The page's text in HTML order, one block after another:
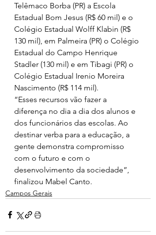
Telêmaco Borba (PR) a Escola
Estadual Bom Jesus (R$ 60 mil) e o
Colégio Estadual Wolff Klabin (R$
130 mil), em Palmeira (PR) o Colégio
Estadual do Campo Henrique
Stadler (130 mil) e em Tibagi (PR) o
Colégio Estadual Irenio Moreira
Nascimento (R$ 114 mil).
“Esses recursos vão fazer a
diferença no dia a dia dos alunos e
dos funcionários das escolas. Ao
destinar verba para a educação, a
gente demonstra compromisso
com o futuro e com o
desenvolvimento da sociedade”,
finalizou Mabel Canto.
Campos Gerais